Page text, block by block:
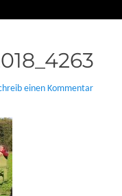
einen Kommentar